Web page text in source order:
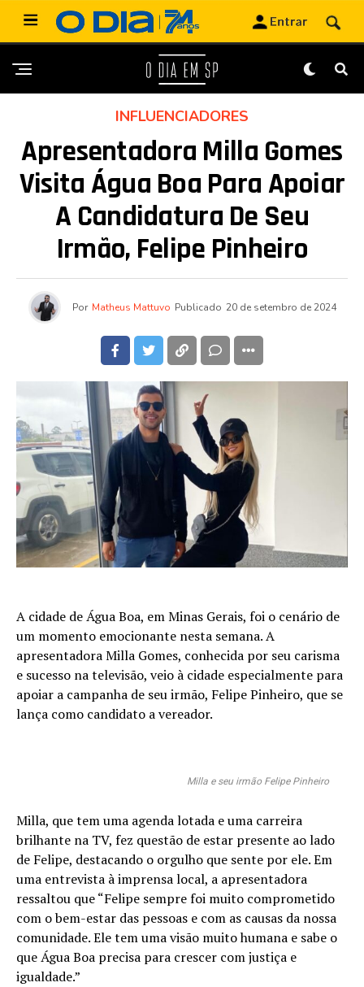
INFLUENCIADORES
Apresentadora Milla Gomes
Visita Água Boa Para Apoiar
A Candidatura De Seu
Irmão, Felipe Pinheiro
Por Matheus Mattuvo Publicado 20 de setembro de 2024
A cidade de Água Boa, em Minas Gerais, foi o cenário de
um momento emocionante nesta semana. A
apresentadora Milla Gomes, conhecida por seu carisma
e sucesso na televisão, veio à cidade especialmente para
apoiar a campanha de seu irmão, Felipe Pinheiro, que se
lança como candidato a vereador.
Milla e seu irmão Felipe Pinheiro
Milla, que tem uma agenda lotada e uma carreira
brilhante na TV, fez questão de estar presente ao lado
de Felipe, destacando o orgulho que sente por ele. Em
uma entrevista à imprensa local, a apresentadora
ressaltou que “Felipe sempre foi muito comprometido
com o bem-estar das pessoas e com as causas da nossa
comunidade. Ele tem uma visão muito humana e sabe o
que Água Boa precisa para crescer com justiça e
igualdade.”